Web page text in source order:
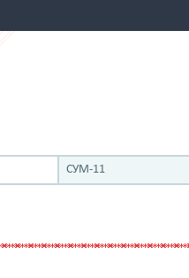
СУМ-11